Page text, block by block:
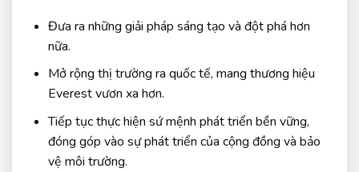
Đưa ra những giải pháp sáng tạo và đột phá hơn
nữa.
Mở rộng thị trường ra quốc tế, mang thương hiệu
Everest vươn xa hơn.
Tiếp tục thực hiện sứ mệnh phát triển bền vững,
đóng góp vào sự phát triển của cộng đồng và bảo
vệ môi trường.